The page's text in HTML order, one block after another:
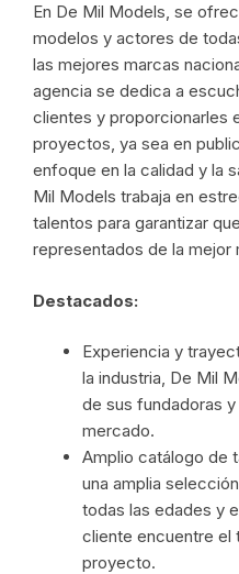
En De Mil Models, se
modelos y actores de
las mejores marcas
agencia se dedica a
clientes y proporcionarles
proyectos, ya sea en
enfoque en la calidad y la
Mil Models trabaja en
talentos para garantizar
representados de la mejor
Destacados:
Experiencia y
la industria, De Mil
de sus fundadoras
mercado.
Amplio catálogo de
una amplia
todas las edades y
cliente encuentre el
proyecto.